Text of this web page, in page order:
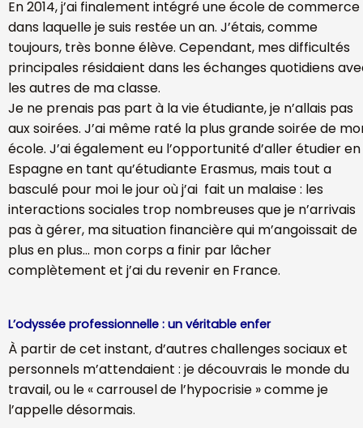
En 2014, j’ai finalement intégré une école de commerce
dans laquelle je suis restée un an. J’étais, comme
toujours, très bonne élève. Cependant, mes difficultés
principales résidaient dans les échanges quotidiens
les autres de ma classe.
Je ne prenais pas part à la vie étudiante, je n’allais pas
aux soirées. J’ai même raté la plus grande soirée de
école. J’ai également eu l’opportunité d’aller étudier en
Espagne en tant qu’étudiante Erasmus, mais tout a
basculé pour moi le jour où j’ai fait un malaise : les
interactions sociales trop nombreuses que je n’arrivais
pas à gérer, ma situation financière qui m’angoissait de
plus en plus… mon corps a finir par lâcher
complètement et j’ai du revenir en France.
L’odyssée professionnelle : un véritable enfer
À partir de cet instant, d’autres challenges sociaux et
personnels m’attendaient : je découvrais le monde du
travail, ou le « carrousel de l’hypocrisie » comme je
l’appelle désormais.